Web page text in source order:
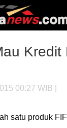
00:27 WIB |